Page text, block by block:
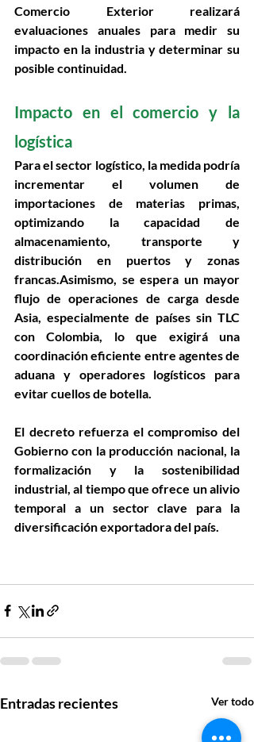
Comercio Exterior realizará
evaluaciones anuales para medir su
impacto en la industria y determinar su
posible continuidad.
Impacto en el comercio y la
logística
incrementar el volumen de
importaciones de materias primas
optimizando la capacidad de
almacenamiento, transporte y
distribución en puertos y zonas
francas.Asimismo, se espera un mayor
flujo de operaciones de carga desde
Asia, especialmente de países sin TLC
con Colombia, lo que exigirá una
coordinación eficiente entre agentes de
aduana y operadores logísticos para
evitar cuellos de botella.
El decreto refuerza el compromiso del
Gobierno con la producción nacional, la
formalización y la sostenibilidad
industrial , al tiempo que ofrece un alivio
temporal a un sector clave para la
diversificación exportadora del país.
Entradas recientes Ver todo